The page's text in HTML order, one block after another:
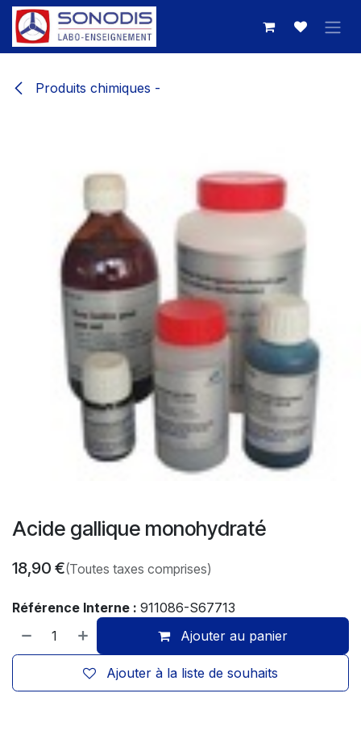
Se rendre au contenu
Produits chimiques -
Acide gallique monohydraté
18,90 €(Toutes taxes comprises)
Référence Interne : 911086-S67713
Ajouter au panier
Ajouter à la liste de souhaits